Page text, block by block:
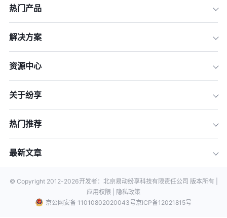
热门产品
解决方案
资源中心
关于纷享
热门推荐
最新文章
© Copyright 2012-2026开发者：北京易动纷享科技有限责任公司 版本所有 |
应用权限 |
隐私政策
京公网安备 11010802020043号京ICP备12021815号